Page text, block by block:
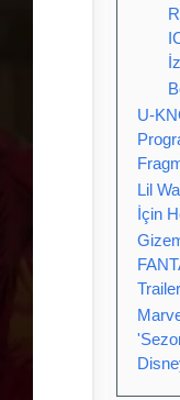
U-
Lil
İçin